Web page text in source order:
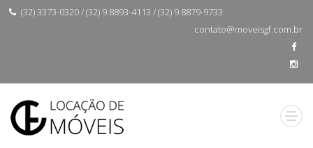
(32) 3373-0320 / (32) 9.8893-4113 / (32) 9.8879-9733
contato@moveisgf.com.br